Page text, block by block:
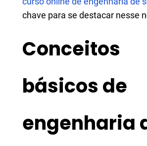
chave para se destacar nesse
Conceitos
básicos de
engenharia